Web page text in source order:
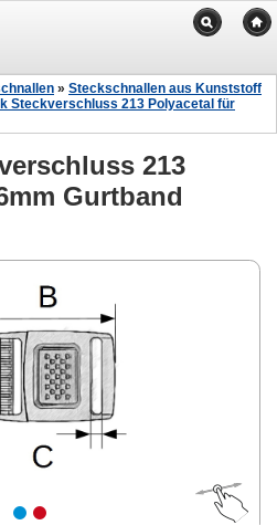
» Steckschnallen aus Kunststoff
Steckverschluss 213 Polyacetal für
213
Gurtband